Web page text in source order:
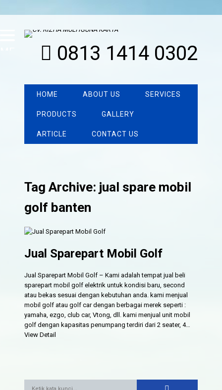
0813 1414 0302
HOME ABOUT US SERVICES
PRODUCTS GALLERY
ARTICLE CONTACT US
Tag Archive: jual spare mobil
golf banten
Jual Sparepart Mobil Golf
Jual Sparepart Mobil Golf – Kami adalah tempat jual beli
sparepart mobil golf elektrik untuk kondisi baru, second
atau bekas sesuai dengan kebutuhan anda. kami menjual
mobil golf atau golf car dengan berbagai merek seperti :
yamaha, ezgo, club car, Vtong, dll. kami menjual unit mobil
golf dengan kapasitas penumpang terdiri dari 2 seater, 4…
View Detail